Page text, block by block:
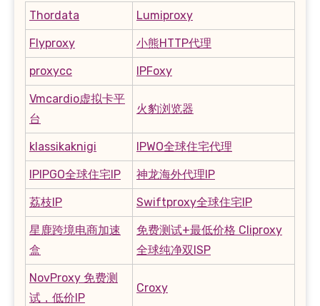
Thordata Lumiproxy
Flyproxy 小熊HTTP代理
proxycc IPFoxy
Vmcardio虚拟卡平
台
火豹浏览器
klassikaknigi IPWO全球住宅代理
IPIPGO全球住宅IP 神龙海外代理IP
荔枝IP Swiftproxy全球住宅IP
星鹿跨境电商加速
盒
免费测试+最低价格 Cliproxy
全球纯净双ISP
NovProxy 免费测
试，低价IP
Croxy